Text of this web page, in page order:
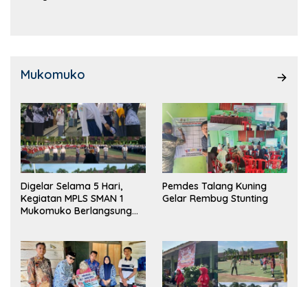
Mukomuko
Digelar Selama 5 Hari,
Kegiatan MPLS SMAN 1
Mukomuko Berlangsung
Pemdes Talang Kuning
Gelar Rembug Stunting